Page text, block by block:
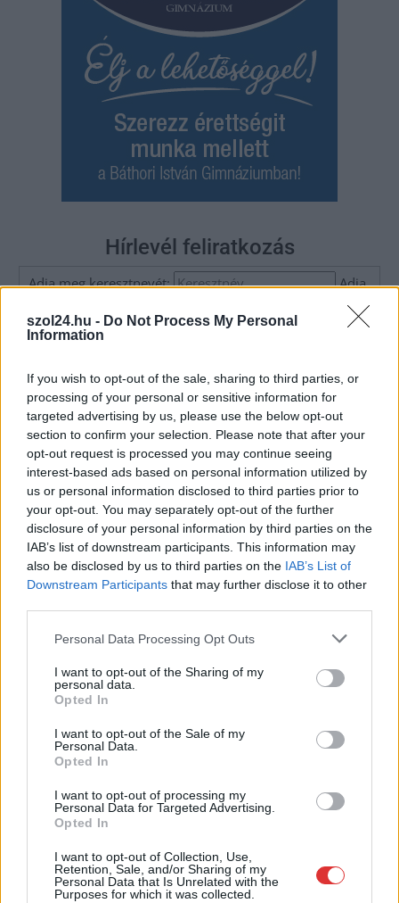
szol24.hu - Do Not Process My Personal
Information
If you wish to opt-out of the sale, sharing to third parties, or
processing of your personal or sensitive information for
targeted advertising by us, please use the below opt-out
section to confirm your selection. Please note that after your
opt-out request is processed you may continue seeing
interest-based ads based on personal information utilized by
us or personal information disclosed to third parties prior to
your opt-out. You may separately opt-out of the further
disclosure of your personal information by third parties on the
IAB’s list of downstream participants. This information may
also be disclosed by us to third parties on the IAB’s List of
Downstream Participants that may further disclose it to other
Please note that this website/app uses one or more Google
not limited to your visit or usage behaviour. You may click to
grant or deny consent to Google and its third-party tags to
use your data for below specified purposes in below Google
consent section.
Personal Data Processing Opt Outs
I want to opt-out of the Sharing of my
personal data.
Opted In
I want to opt-out of the Sale of my
Personal Data.
Opted In
I want to opt-out of processing my
Personal Data for Targeted Advertising.
Opted In
I want to opt-out of Collection, Use,
Retention, Sale, and/or Sharing of my
Personal Data that Is Unrelated with the
Purposes for which it was collected.
Hírlevél feliratkozás
Adja meg keresztnevét:
Adja
Megismertem és elfogadom a GDPR-szabályzat
Nem szeretne lemaradni semmiről? Csak egy kattintás, és hírlevelünk a
legfrissebb információkkal és exkluzív tartalmakkal hétről hétre
postaládájába érkezik!
A SZOL24 legfrissebb 24 cikke
Harmadfokú hőségriasztás az országban: Szolnokon klímát
javítottak, helikoptereket is bevetettek a tüzeknél
A zárkában rosszul lett, elájult – ilyen körülményekről
vasútvonal közlekedését
A polgármester a szolnoki cégekhez fordult: több száz
elbocsátott dolgozón segítene
Csődbe ment a tószegi Accell Hunland, a hazai
Egyszer fent, egyszer lent, így festett a Duna a két évvel
ugyanazokból a szögekből
Ilyenek eddig a tapasztalatok a vendégektől – a hőhullám